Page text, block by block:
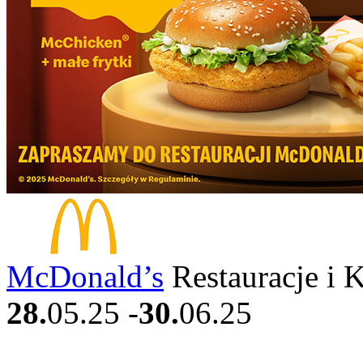
McDonald’s Restauracje i
28.05.25 -30.06.25